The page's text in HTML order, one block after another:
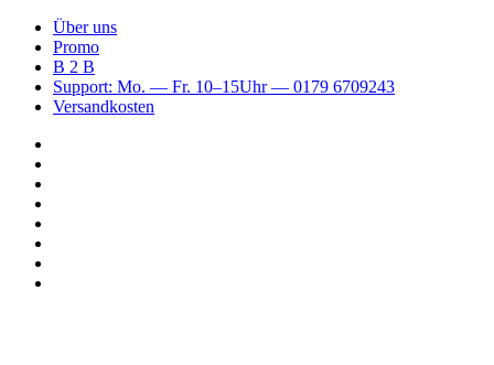
Über uns
Promo
B 2 B
Support: Mo. — Fr. 10–15Uhr — 0179 6709243
Versandkosten